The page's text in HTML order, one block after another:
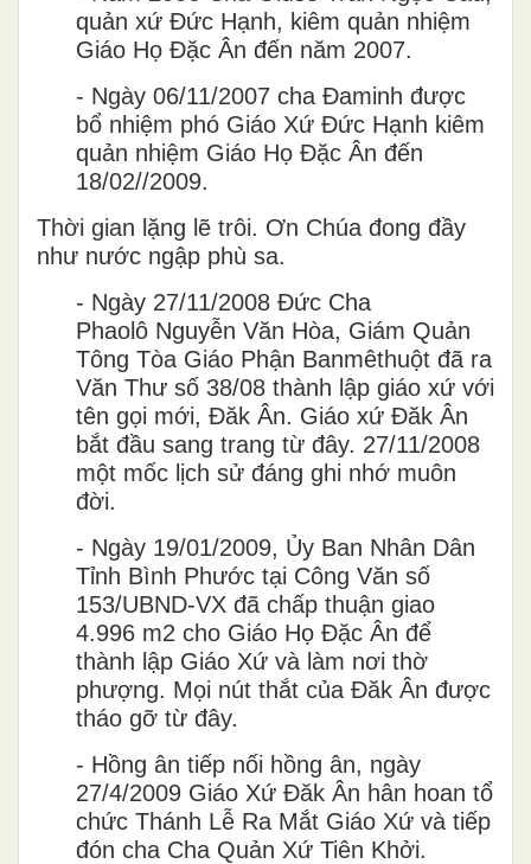
quản xứ Đức Hạnh, kiêm quản nhiệm
Giáo Họ Đặc Ân đến năm 2007.
- Ngày 06/11/2007 cha Đaminh được
bổ nhiệm phó Giáo Xứ Đức Hạnh kiêm
quản nhiệm Giáo Họ Đặc Ân đến
18/02//2009.
Thời gian lặng lẽ trôi. Ơn Chúa đong đầy
như nước ngập phù sa.
- Ngày 27/11/2008 Đức Cha
Phaolô Nguyễn Văn Hòa, Giám Quản
Tông Tòa Giáo Phận Banmêthuột đã ra
Văn Thư số 38/08 thành lập giáo xứ với
tên gọi mới, Đăk Ân. Giáo xứ Đăk Ân
bắt đầu sang trang từ đây. 27/11/2008
một mốc lịch sử đáng ghi nhớ muôn
đời.
- Ngày 19/01/2009, Ủy Ban Nhân Dân
Tỉnh Bình Phước tại Công Văn số
153/UBND-VX đã chấp thuận giao
4.996 m2 cho Giáo Họ Đặc Ân để
thành lập Giáo Xứ và làm nơi thờ
phượng. Mọi nút thắt của Đăk Ân được
tháo gỡ từ đây.
- Hồng ân tiếp nối hồng ân, ngày
27/4/2009 Giáo Xư Đăk Ân hân hoan tổ
chức Thánh Lễ Ra Mắt Giáo Xứ và tiếp
đón cha Cha Quản Xứ Tiên Khởi.